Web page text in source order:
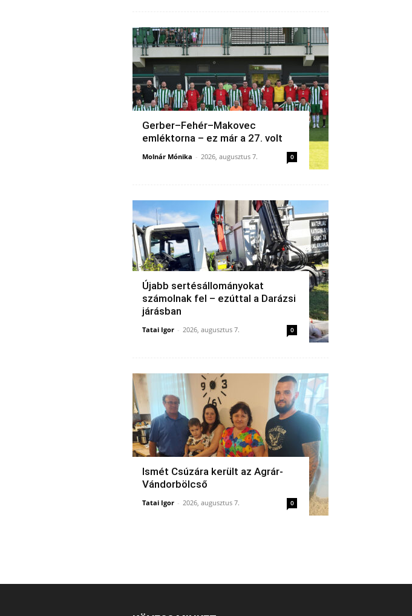
Gerber–Fehér–Makovec
emléktorna – ez már a 27. volt
Molnár Mónika - 2026, augusztus 7. 0
Újabb sertésállományokat
számolnak fel – ezúttal a Darázsi
járásban
Tatai Igor - 2026, augusztus 7. 0
Ismét Csúzára került az Agrár-
Vándorbölcső
Tatai Igor - 2026, augusztus 7. 0